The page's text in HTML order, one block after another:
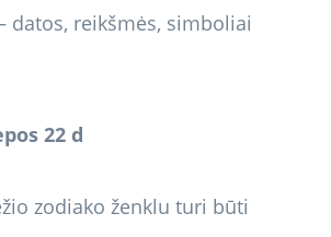
22 d
zodiako ženklu turi būti